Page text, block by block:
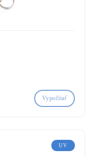
Vypočítať
UV